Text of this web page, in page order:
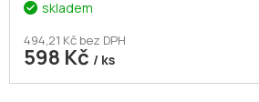
skladem
494,21 Kč bez DPH
598 Kč / ks